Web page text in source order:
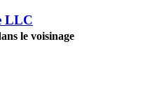
LLC
le voisinage